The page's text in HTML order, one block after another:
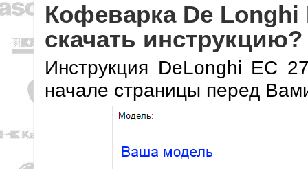
Кофеварка De Longhi
скачать инструкцию?
Инструкция DeLonghi EC
начале страницы перед